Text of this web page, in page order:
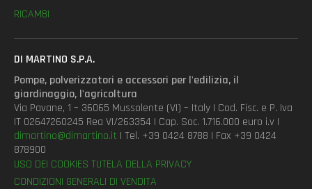
RICAMBI
DI MARTINO S.P.A.
Pompe, polverizzatori e accessori per l'edilizia, il
giardinaggio, l'agricoltura
Via Pavane, 1 – 36065 Mussolente (VI) – Italy | Cod. Fisc. e P. Iva
IT 02647260245 Rea VI/263354 | Cap. Soc. 1.716.000 euro i.v |
dimartino@dimartino.it | Tel. +39 0424 8788 | Fax +39 0424
878900
USO DEI COOKIES TUTELA DELLA PRIVACY
CONDIZIONI GENERALI DI VENDITA